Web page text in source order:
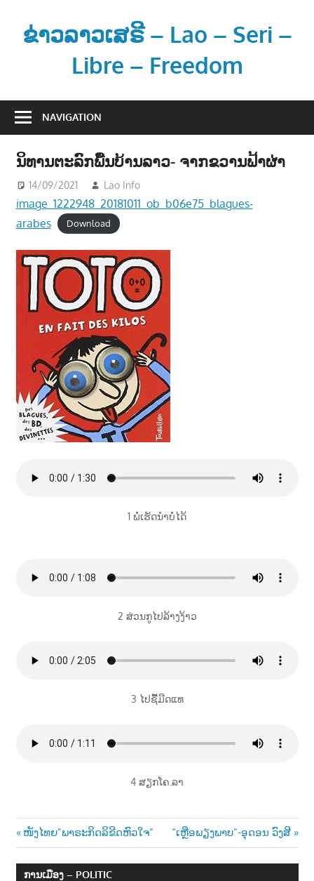
contentຂ່າວລາວເສຣີ – Lao – Seri –
Libre – Freedom
າ
ລ
ະ
ຂໍ້
ມູ
ຂ່
NAVIGATION
ນິທານຕະລົກພື້ນບ້ານລາວ- ຈາກຂວານຟ້າຜ່າ
14/09/2021 Lao Info
image_1222948_20181011_ob_b06e75_blagues-
arabes
Download
1 ພໍ່ເຮັດນຳບໍ່ໄດ້
2 ສ່ວນກູໄປລ້າງງ້າວ
3 ໄປຊື້ມີດແທ
4 ສຽກໂຄ.ລາ
Post
navigation
Previous
Post:
ໜັງໄທຍ”ພາຣະກິດລິຂີດຫົວໃຈ”
Next
Post:
“ເຫຼືອພຽງພາບ”-ອຸດອນ ວົງສີ
ການເມືອງ – POLITIC